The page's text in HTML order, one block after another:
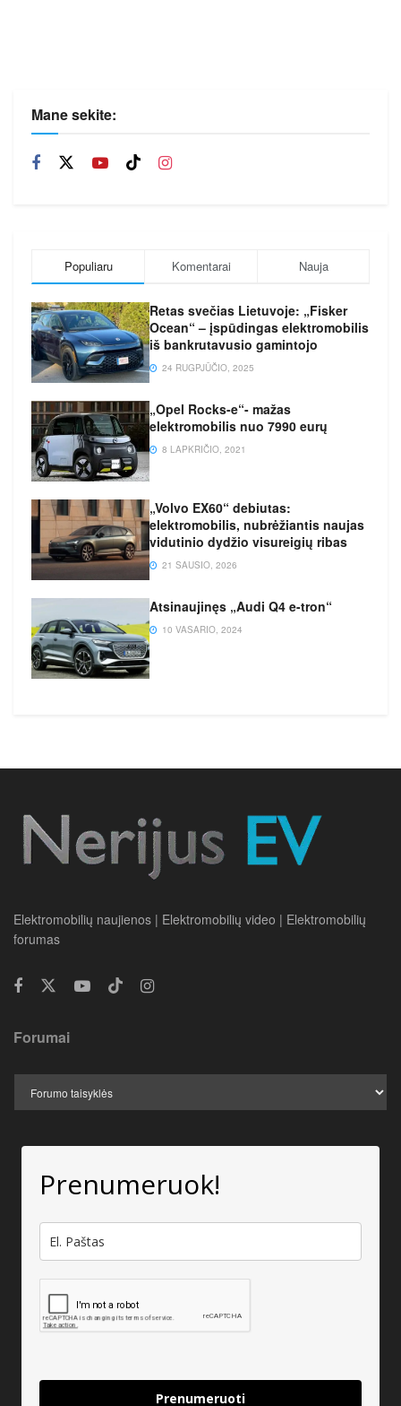
Mane sekite:
Populiaru Komentarai Nauja
Retas svečias Lietuvoje: „Fisker
Ocean“ – įspūdingas elektromobilis
iš bankrutavusio gamintojo
24 RUGPJŪČIO, 2025
„Opel Rocks-e“- mažas
elektromobilis nuo 7990 eurų
8 LAPKRIČIO, 2021
„Volvo EX60“ debiutas:
elektromobilis, nubrėžiantis naujas
vidutinio dydžio visureigių ribas
21 SAUSIO, 2026
Atsinaujinęs „Audi Q4 e-tron“
10 VASARIO, 2024
Elektromobilių naujienos | Elektromobilių video | Elektromobilių
forumas
Forumai
Prenumeruok!
Prenumeruoti